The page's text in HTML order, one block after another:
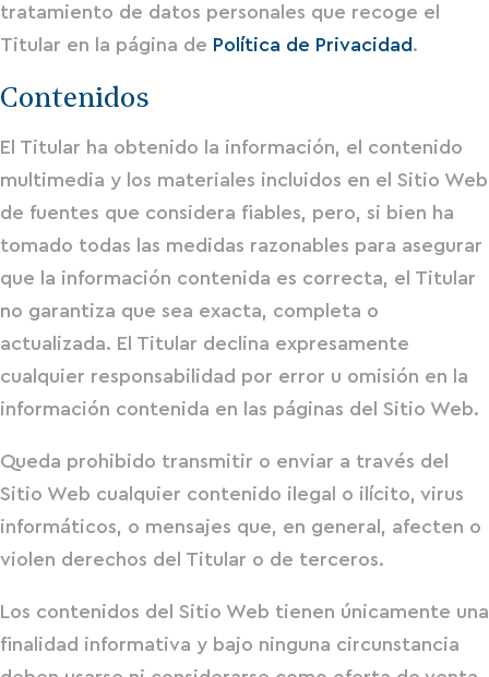
tratamiento de datos personales que recoge el
Titular en la página de Política de Privacidad .
Contenidos
El Titular ha obtenido la información, el contenido
multimedia y los materiales incluidos en el Sitio Web
de fuentes que considera fiables, pero, si bien ha
tomado todas las medidas razonables para asegurar
que la información contenida es correcta, el Titular
no garantiza que sea exacta, completa o
actualizada. El Titular declina expresamente
cualquier responsabilidad por error u omisión en la
información contenida en las páginas del Sitio Web.
Queda prohibido transmitir o enviar a través del
Sitio Web cualquier contenido ilegal o ilícito, virus
informáticos, o mensajes que, en general, afecten o
violen derechos del Titular o de terceros.
Los contenidos del Sitio Web tienen únicamente una
finalidad informativa y bajo ninguna circunstancia